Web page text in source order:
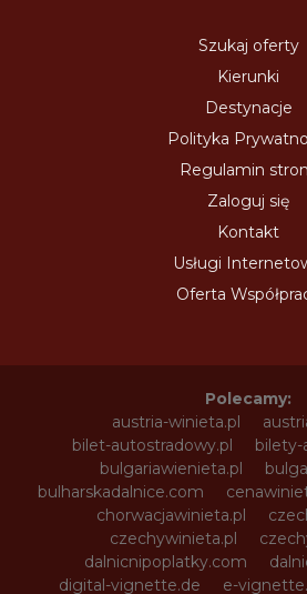
Szukaj oferty
Kierunki
Destynacje
Polityka
Regulamin
Zaloguj się
Kontakt
Usługi
Oferta
Polecamy:
austria-winieta.pl
bilet-autostradowy.pl
bilety-
bulgariawienieta.pl
bulharskadalnice.com
chorwacjawinieta.pl
czechywinieta.pl
dalnicnipoplatky.com
digital-vignette.de
e-